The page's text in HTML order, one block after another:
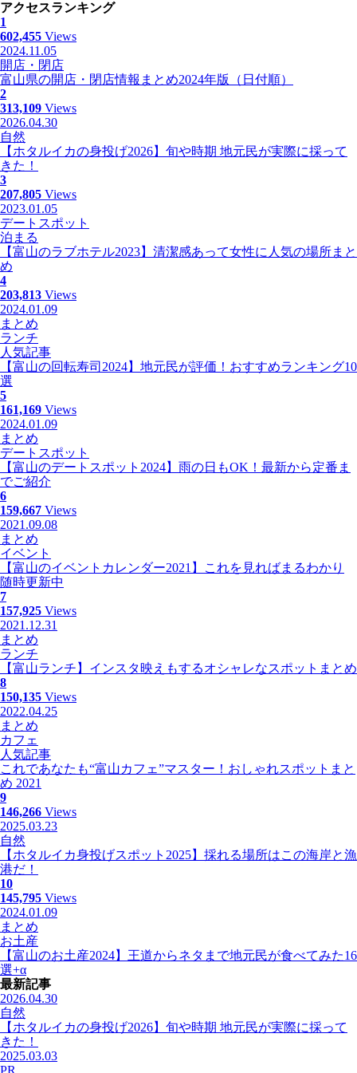
アクセスランキング
1
602,455 Views
2024.11.05
開店・閉店
富山県の開店・閉店情報まとめ2024年版（日付順）
2
313,109 Views
2026.04.30
自然
【ホタルイカの身投げ2026】旬や時期 地元民が実際に採って
きた！
3
207,805 Views
2023.01.05
デートスポット
泊まる
【富山のラブホテル2023】清潔感あって女性に人気の場所まと
め
4
203,813 Views
2024.01.09
まとめ
ランチ
人気記事
【富山の回転寿司2024】地元民が評価！おすすめランキング10
選
5
161,169 Views
2024.01.09
まとめ
デートスポット
【富山のデートスポット2024】雨の日もOK！最新から定番ま
でご紹介
6
159,667 Views
2021.09.08
まとめ
イベント
【富山のイベントカレンダー2021】これを見ればまるわかり
随時更新中
7
157,925 Views
2021.12.31
まとめ
ランチ
【富山ランチ】インスタ映えもするオシャレなスポットまとめ
8
150,135 Views
2022.04.25
まとめ
カフェ
人気記事
これであなたも“富山カフェ”マスター！おしゃれスポットまと
め 2021
9
146,266 Views
2025.03.23
自然
【ホタルイカ身投げスポット2025】採れる場所はこの海岸と漁
港だ！
10
145,795 Views
2024.01.09
まとめ
お土産
【富山のお土産2024】王道からネタまで地元民が食べてみた16
選+α
最新記事
2026.04.30
自然
【ホタルイカの身投げ2026】旬や時期 地元民が実際に採って
きた！
2025.03.03
PR